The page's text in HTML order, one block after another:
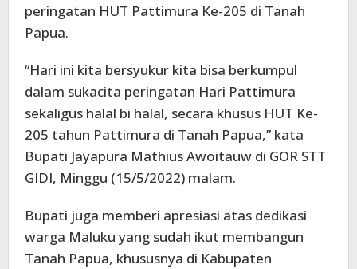
peringatan HUT Pattimura Ke-205 di Tanah
Papua.
“Hari ini kita bersyukur kita bisa berkumpul
dalam sukacita peringatan Hari Pattimura
sekaligus halal bi halal, secara khusus HUT Ke-
205 tahun Pattimura di Tanah Papua,” kata
Bupati Jayapura Mathius Awoitauw di GOR STT
GIDI, Minggu (15/5/2022) malam.
Bupati juga memberi apresiasi atas dedikasi
warga Maluku yang sudah ikut membangun
Tanah Papua, khususnya di Kabupaten